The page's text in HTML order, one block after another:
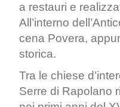
a restauri e
All’interno
cena Povera,
storica.
Tra le chiese
Serre di Rapolano